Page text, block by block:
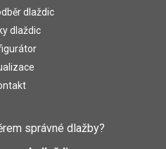
dlaždic
dlaždic
správné dlažby?